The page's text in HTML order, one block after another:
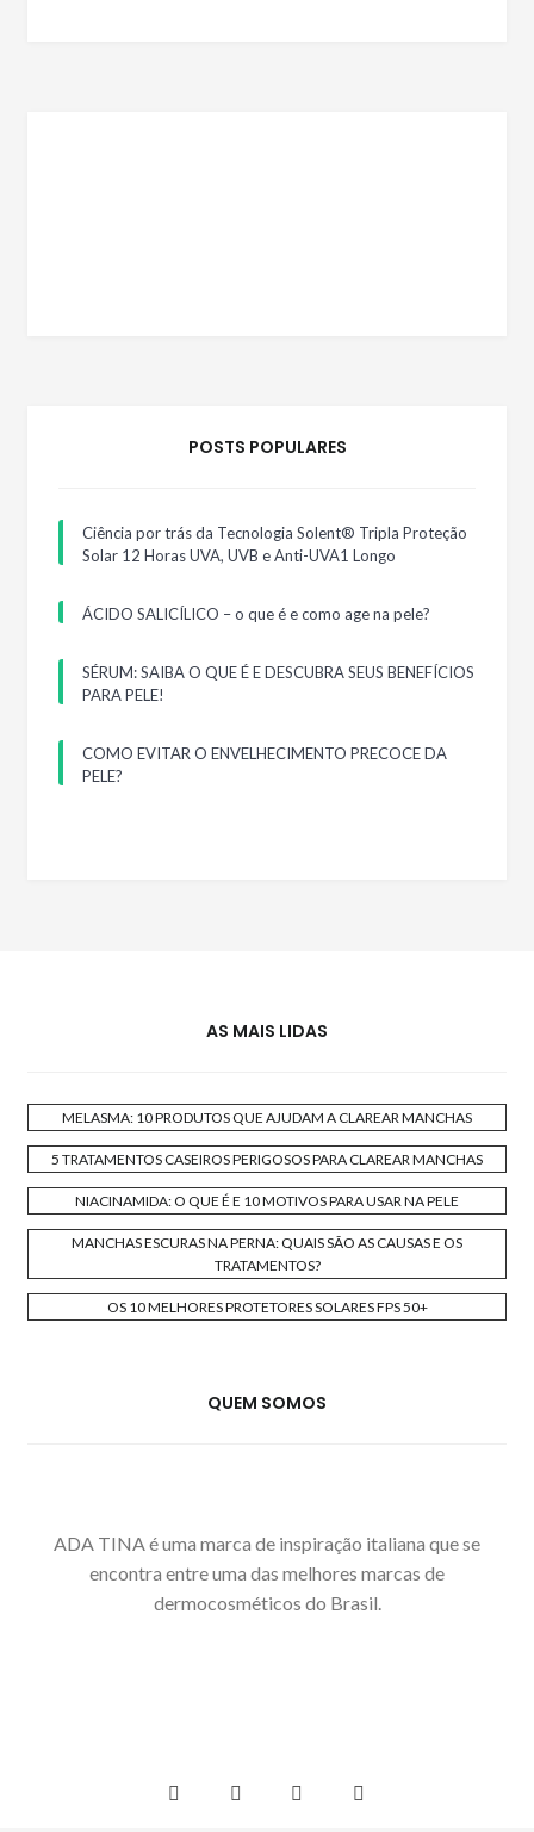
POSTS POPULARES
Ciência por trás da Tecnologia Solent® Tripla Proteção
Solar 12 Horas UVA, UVB e Anti-UVA1 Longo
ÁCIDO SALICÍLICO – o que é e como age na pele?
SÉRUM: SAIBA O QUE É E DESCUBRA SEUS BENEFÍCIOS
PARA PELE!
COMO EVITAR O ENVELHECIMENTO PRECOCE DA
PELE?
AS MAIS LIDAS
MELASMA: 10 PRODUTOS QUE AJUDAM A CLAREAR MANCHAS
5 TRATAMENTOS CASEIROS PERIGOSOS PARA CLAREAR MANCHAS
NIACINAMIDA: O QUE É E 10 MOTIVOS PARA USAR NA PELE
MANCHAS ESCURAS NA PERNA: QUAIS SÃO AS CAUSAS E OS
TRATAMENTOS?
OS 10 MELHORES PROTETORES SOLARES FPS 50+
QUEM SOMOS
ADA TINA é uma marca de inspiração italiana que se
encontra entre uma das melhores marcas de
dermocosméticos do Brasil.